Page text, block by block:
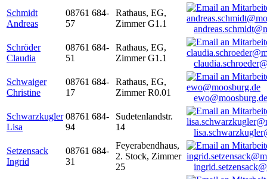
Schmidt
Andreas
08761 684-
57
Rathaus, EG,
Zimmer G1.1
Schröder
Claudia
08761 684-
51
Rathaus, EG,
Zimmer G1.1
Schwaiger
Christine
08761 684-
17
Rathaus, EG,
Zimmer R0.01
ewo@moosburg.de
Schwarzkugler
Lisa
08761 684-
94
Sudetenlandstr.
14
Setzensack
Ingrid
08761 684-
31
Feyerabendhaus,
2. Stock, Zimmer
25